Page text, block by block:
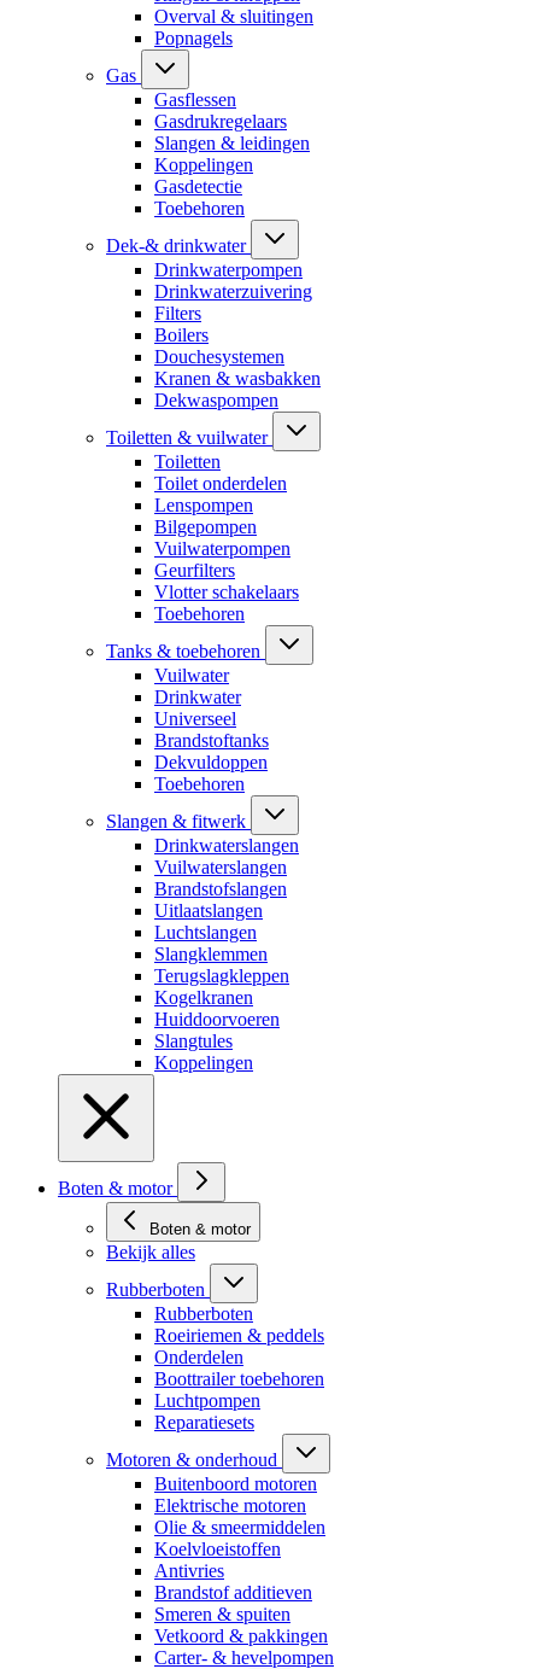
Overval & sluitingen
Popnagels
Gas
Gasflessen
Gasdrukregelaars
Slangen & leidingen
Koppelingen
Gasdetectie
Toebehoren
Dek-& drinkwater
Drinkwaterpompen
Drinkwaterzuivering
Filters
Boilers
Douchesystemen
Kranen & wasbakken
Dekwaspompen
Toiletten & vuilwater
Toiletten
Toilet onderdelen
Lenspompen
Bilgepompen
Vuilwaterpompen
Geurfilters
Vlotter schakelaars
Toebehoren
Tanks & toebehoren
Vuilwater
Drinkwater
Universeel
Brandstoftanks
Dekvuldoppen
Toebehoren
Slangen & fitwerk
Drinkwaterslangen
Vuilwaterslangen
Brandstofslangen
Uitlaatslangen
Luchtslangen
Slangklemmen
Terugslagkleppen
Kogelkranen
Huiddoorvoeren
Slangtules
Koppelingen
Boten & motor
Boten & motor
Bekijk alles
Rubberboten
Rubberboten
Roeiriemen & peddels
Onderdelen
Boottrailer toebehoren
Luchtpompen
Reparatiesets
Motoren & onderhoud
Buitenboord motoren
Elektrische motoren
Olie & smeermiddelen
Koelvloeistoffen
Antivries
Brandstof additieven
Smeren & spuiten
Vetkoord & pakkingen
Carter- & hevelpompen